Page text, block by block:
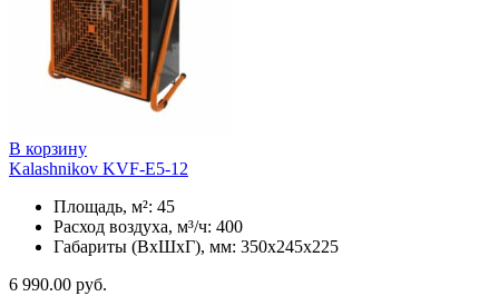
В корзину
Kalashnikov KVF-E5-12
Площадь, м²: 45
Расход воздуха, м³/ч: 400
Габариты (ВхШхГ), мм: 350x245x225
6 990.00 руб.